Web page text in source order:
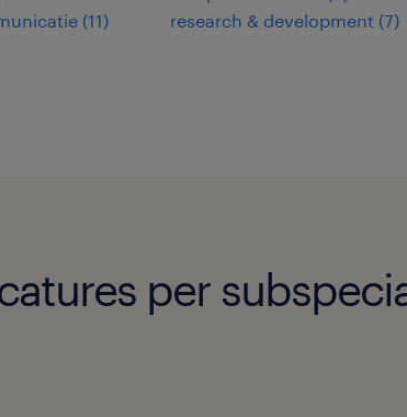
(11)
research & development (7)
per